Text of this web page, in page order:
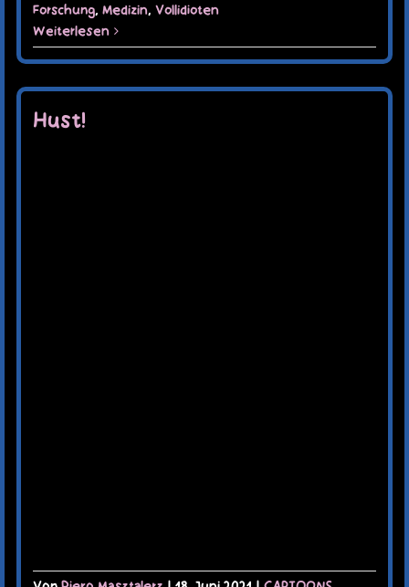
Forschung, Medizin, Vollidioten
Weiterlesen
Hust!